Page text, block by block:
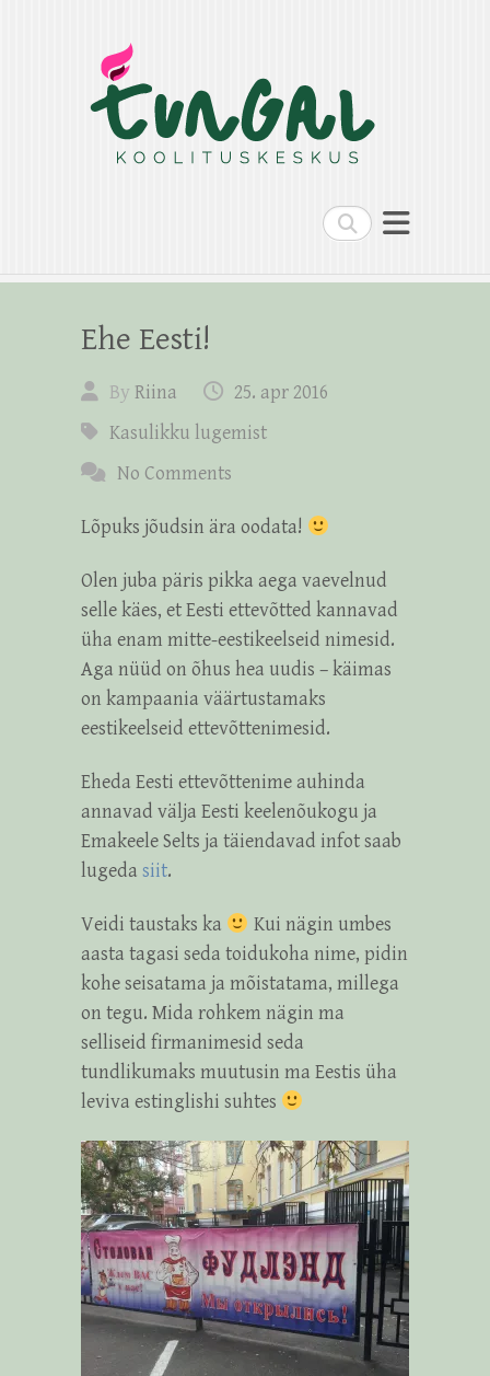
Search
Ehe Eesti!
By Riina
25. apr 2016
Kasulikku lugemist
No Comments
Lõpuks jõudsin ära oodata!
Olen juba päris pikka aega vaevelnud
selle käes, et Eesti ettevõtted kannavad
üha enam mitte-eestikeelseid nimesid.
Aga nüüd on õhus hea uudis – käimas
on kampaania väärtustamaks
eestikeelseid ettevõttenimesid.
Eheda Eesti ettevõttenime auhinda
annavad välja Eesti keelenõukogu ja
Emakeele Selts ja täiendavad infot saab
lugeda siit.
Veidi taustaks ka
Kui nägin umbes
aasta tagasi seda toidukoha nime, pidin
kohe seisatama ja mõistatama, millega
on tegu. Mida rohkem nägin ma
selliseid firmanimesid seda
tundlikumaks muutusin ma Eestis üha
leviva estinglishi suhtes